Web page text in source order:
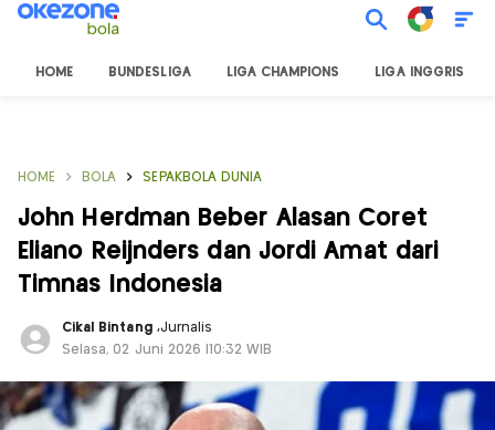
HOME BUNDESLIGA LIGA CHAMPIONS LIGA INGGRIS
HOME BOLA SEPAKBOLA DUNIA
John Herdman Beber Alasan Coret
Eliano Reijnders dan Jordi Amat dari
Timnas Indonesia
Cikal Bintang ,Jurnalis
Selasa, 02 Juni 2026 |10:32 WIB